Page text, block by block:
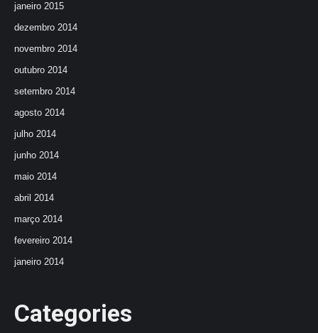
janeiro 2015
dezembro 2014
novembro 2014
outubro 2014
setembro 2014
agosto 2014
julho 2014
junho 2014
maio 2014
abril 2014
março 2014
fevereiro 2014
janeiro 2014
Categories